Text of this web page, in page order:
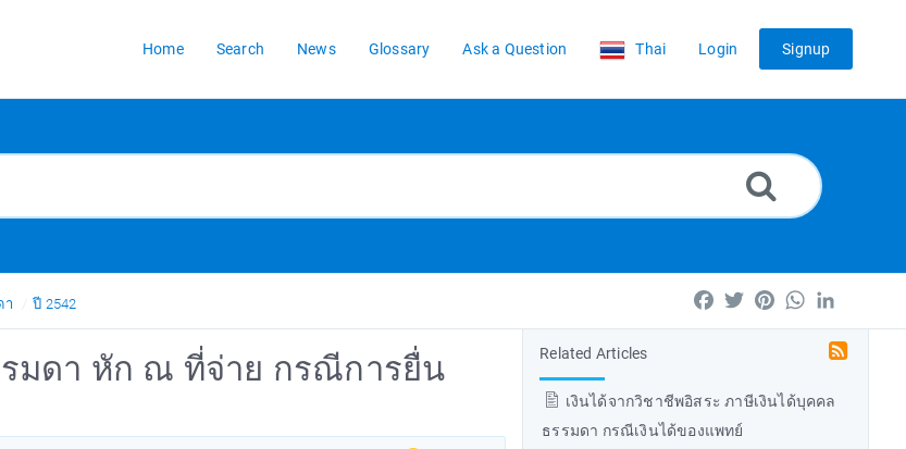
Home Search News Glossary Ask a Question Thai Login Signup
า ปี 2542 Facebook
TwitterPinterestWhatsApp
Related Articles
เงินได้จากวิชาชีพอิสระ ภาษีเงินได้บุคคล
ธรรมดา กรณีเงินได้ของแพทย์
รมดา หัก ณ ที่จ่าย กรณีการยื่น